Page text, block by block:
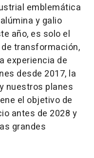
emblemática
y galio
año, es solo el
transformación,
experiencia de
desde 2017, la
nuestros planes
el objetivo de
antes de 2028 y
grandes